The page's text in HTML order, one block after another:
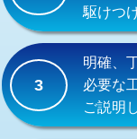
交換・取付（その
持込商品取付（単
持込商品取付（混
持込商品取付（浄
駆けつ
3
明確、
必要な
ご説明